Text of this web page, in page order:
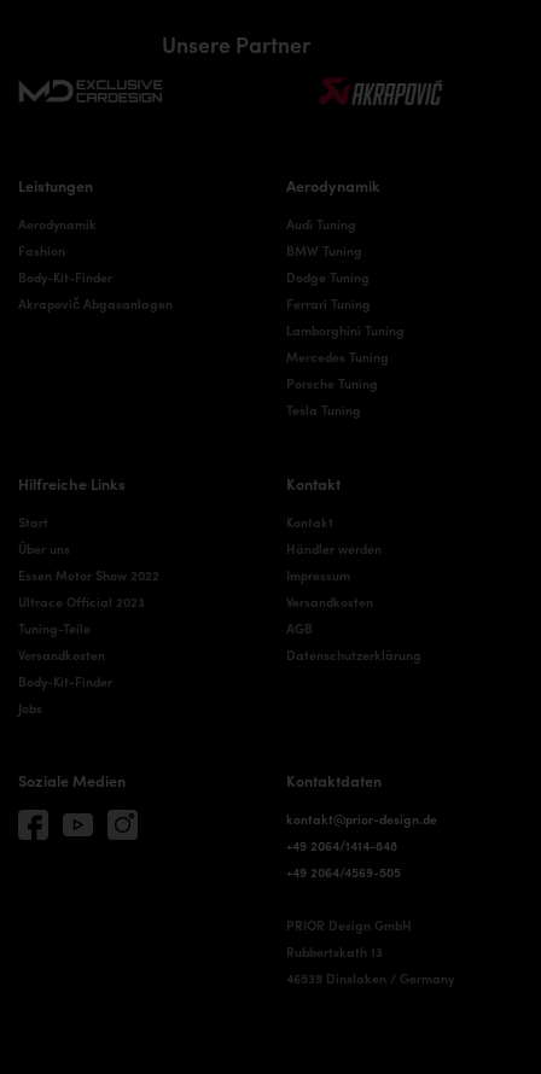
Unsere Partner
Leistungen
Aerodynamik
Fashion
Body-Kit-Finder
Akrapovič Abgasanlagen
Aerodynamik
Audi Tuning
BMW Tuning
Dodge Tuning
Ferrari Tuning
Lamborghini Tuning
Mercedes Tuning
Porsche Tuning
Tesla Tuning
Hilfreiche Links
Start
Über uns
Essen Motor Show 2022
Ultrace Official 2023
Tuning-Teile
Versandkosten
Body-Kit-Finder
Jobs
Kontakt
Kontakt
Händler werden
Impressum
Versandkosten
AGB
Datenschutzerklärung
Soziale Medien Kontaktdaten
kontakt@prior-design.de
+49 2064/1414-848
+49 2064/4569-505
PRIOR Design GmbH
Rubbertskath 13
46539 Dinslaken / Germany